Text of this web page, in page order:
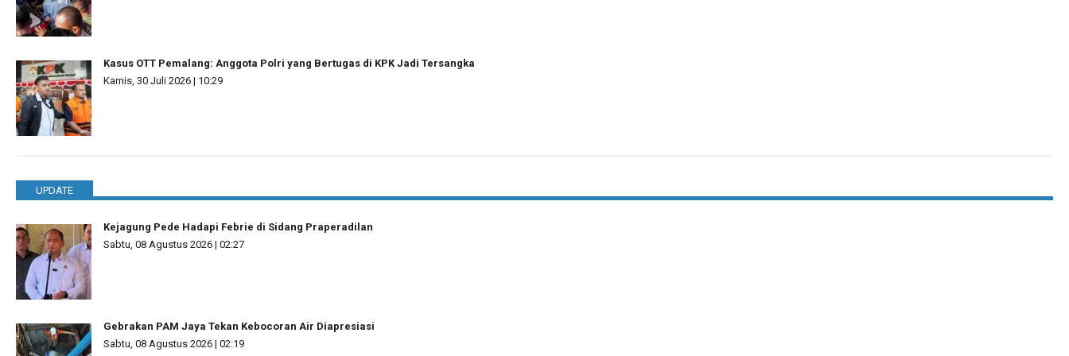
Kasus OTT Pemalang: Anggota Polri yang Bertugas di KPK Jadi Tersangka
Kamis, 30 Juli 2026 | 10:29
UPDATE
Kejagung Pede Hadapi Febrie di Sidang Praperadilan
Sabtu, 08 Agustus 2026 | 02:27
Gebrakan PAM Jaya Tekan Kebocoran Air Diapresiasi
Sabtu, 08 Agustus 2026 | 02:19